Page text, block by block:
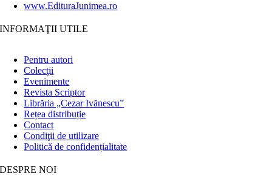
www.EdituraJunimea.ro
INFORMAŢII UTILE
Pentru autori
Colecţii
Evenimente
Revista Scriptor
Librăria „Cezar Ivănescu”
Rețea distribuție
Contact
Condiţii de utilizare
Politică de confidențialitate
DESPRE NOI